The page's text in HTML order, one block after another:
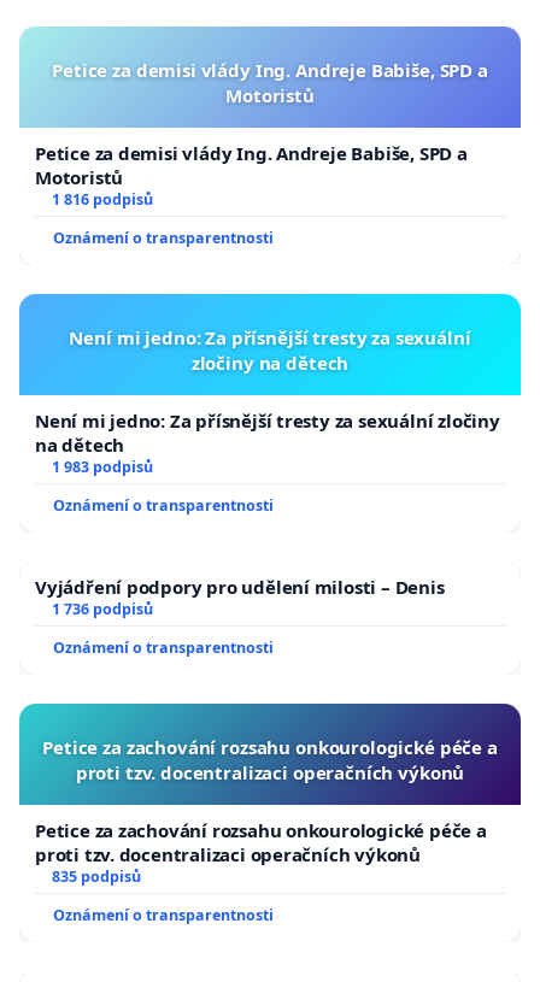
Petice za demisi vlády Ing. Andreje Babiše, SPD a
Motoristů
Petice za demisi vlády Ing. Andreje Babiše, SPD a
Motoristů
1 816 podpisů
Oznámení o transparentnosti
Není mi jedno: Za přísnější tresty za sexuální
zločiny na dětech
Není mi jedno: Za přísnější tresty za sexuální zločiny
na dětech
1 983 podpisů
Oznámení o transparentnosti
Vyjádření podpory pro udělení milosti – Denis
1 736 podpisů
Oznámení o transparentnosti
Petice za zachování rozsahu onkourologické péče a
proti tzv. docentralizaci operačních výkonů
Petice za zachování rozsahu onkourologické péče a
proti tzv. docentralizaci operačních výkonů
835 podpisů
Oznámení o transparentnosti